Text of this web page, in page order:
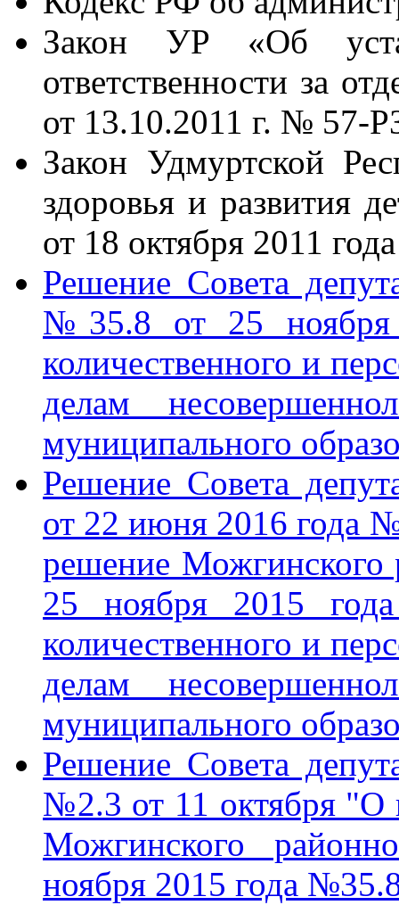
Закон УР «Об
ответственности за
от 13.10.2011 г. № 57-
Закон Удмуртской
здоровья и развития
от 18 октября 2011
Решение Совета
№35.8 от 25 ноября
количественного и
делам
муниципального
Решение Совета
от 22 июня 2016 года
решение Можгинского
25 ноября 2015
количественного и
делам
муниципального
Решение Совета
№2.3 от 11 октября "О
Можгинского
ноября 2015 года